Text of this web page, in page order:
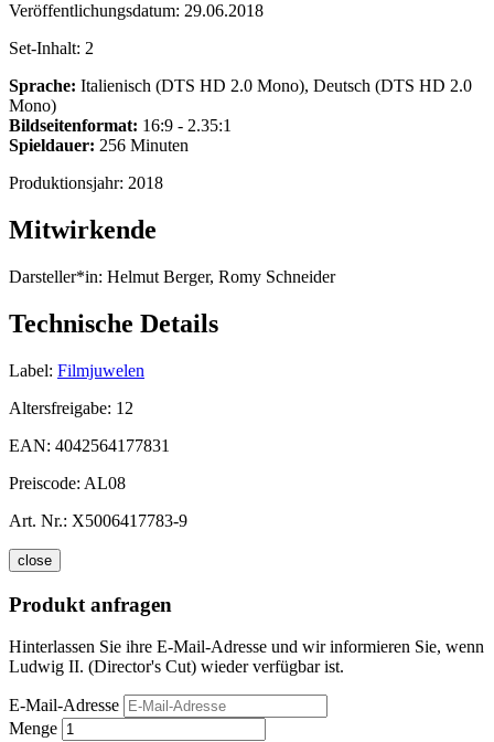
Veröffentlichungsdatum: 29.06.2018
Set-Inhalt: 2
Sprache: Italienisch (DTS HD 2.0 Mono), Deutsch (DTS HD 2.0
Mono)
Bildseitenformat: 16:9 - 2.35:1
Spieldauer: 256 Minuten
Produktionsjahr: 2018
Mitwirkende
Darsteller*in: Helmut Berger, Romy Schneider
Technische Details
Label: Filmjuwelen
Altersfreigabe: 12
EAN: 4042564177831
Preiscode: AL08
Art. Nr.: X5006417783-9
close
Produkt anfragen
Hinterlassen Sie ihre E-Mail-Adresse und wir informieren Sie, wenn
Ludwig II. (Director's Cut) wieder verfügbar ist.
E-Mail-Adresse
Menge